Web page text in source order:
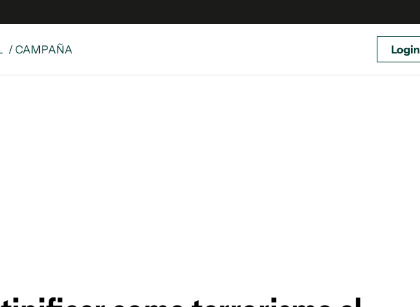
/ CAMPAÑA Login